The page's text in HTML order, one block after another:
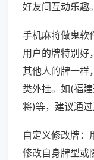
好友间互动乐趣。
手机麻将做鬼软
用户的牌特别好
其他人的牌一样
类外挂。如(福
将)等，建议通过
自定义修改牌：
修改自身牌型或